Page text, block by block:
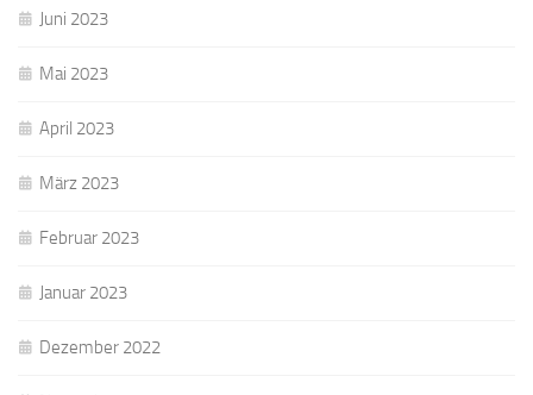
Juni 2023
Mai 2023
April 2023
März 2023
Februar 2023
Januar 2023
Dezember 2022